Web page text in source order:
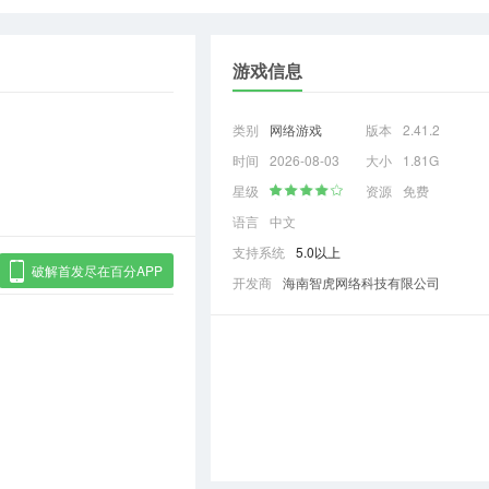
破解首发尽在百分APP
游戏信息
类别 网络游戏 版本
2.41.2
时间
2026-08-03 大小
1.81G
星级
资源
免费
语言 中文
支持系统
5.0以上
开发商 海南智虎网络科技有限公司